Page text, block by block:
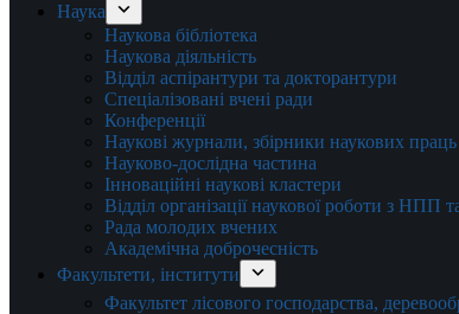
Наука
Наукова бібліотека
Наукова діяльність
Відділ аспірантури та докторантури
Спеціалізовані вчені ради
Конференції
Наукові журнали, збірники наукових праць
Науково-дослідна частина
Інноваційні наукові кластери
Відділ організації наукової роботи з НПП
Рада молодих вчених
Академічна доброчесність
Факультети, інститути
Факультет лісового господарства,